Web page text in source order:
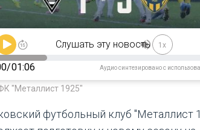
Слушать эту новость 1x
/01:06 Аудио синтезировано с
"Металлист 1925"
футбольный клуб "Металлист